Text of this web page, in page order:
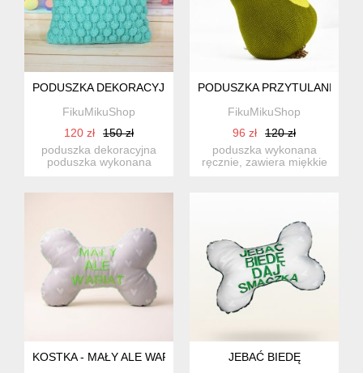
PODUSZKA DEKORACYJNA - TURKUS
FikuMikuShop
120 zł
150 zł
poduszka dekoracyjna
poduszka wykonana
PODUSZKA PRZYTULANKA,
FikuMikuShop
96 zł
120 zł
poduszka wykonana
ręcznie, zawiera miękkie
KOSTKA - MAŁY ALE WARIAT
JEBAĆ BIEDĘ